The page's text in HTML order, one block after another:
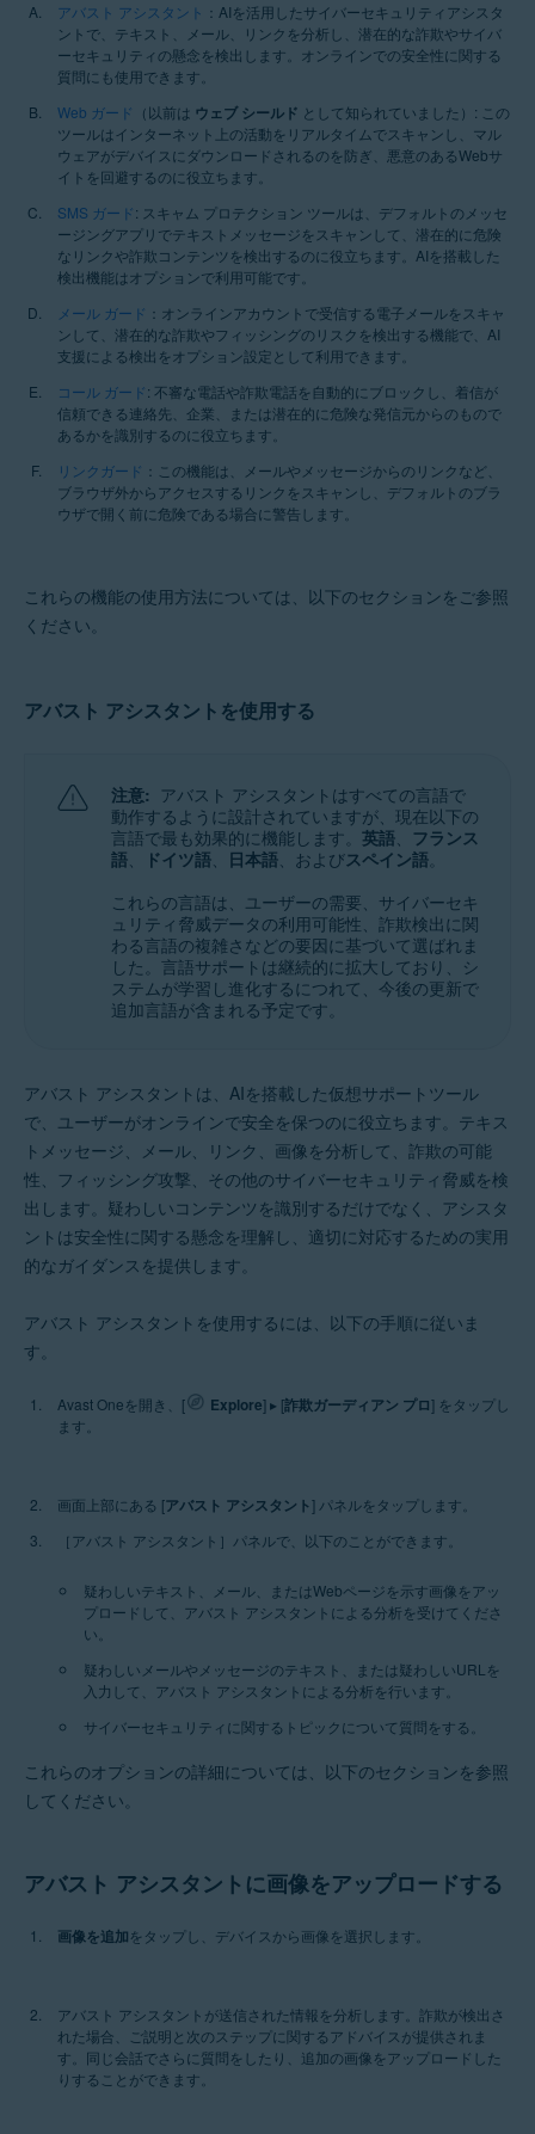
アバスト アシスタント ：AIを活用したサイバーセキュリティアシスタ
ントで、テキスト、メール、リンクを分析し、潜在的な詐欺やサイバ
ーセキュリティの懸念を検出します。オンラインでの安全性に関する
質問にも使用できます。
Web ガード （以前は ウェブ シールド として知られていました）: この
ツールはインターネット上の活動をリアルタイムでスキャンし、マル
ウェアがデバイスにダウンロードされるのを防ぎ、悪意のあるWebサ
イトを回避するのに役立ちます。
SMS ガード: スキャム プロテクション ツールは、デフォルトのメッセ
ージングアプリでテキストメッセージをスキャンして、潜在的に危険
なリンクや詐欺コンテンツを検出するのに役立ちます。AIを搭載した
検出機能はオプションで利用可能です。
メール ガード ：オンラインアカウントで受信する電子メールをスキャ
ンして、潜在的な詐欺やフィッシングのリスクを検出する機能で、AI
支援による検出をオプション設定として利用できます。
コール ガード: 不審な電話や詐欺電話を自動的にブロックし、着信が
信頼できる連絡先、企業、または潜在的に危険な発信元からのもので
あるかを識別するのに役立ちます。
リンクガード ：この機能は、メールやメッセージからのリンクなど、
ブラウザ外からアクセスするリンクをスキャンし、デフォルトのブラ
ウザで開く前に危険である場合に警告します。
これらの機能の使用方法については、以下のセクションをご参照
ください。
アバスト アシスタントを使用する
注意: アバスト アシスタントはすべての言語で
動作するように設計されていますが、現在以下の
言語で最も効果的に機能します。 英語、 フランス
語、 ドイツ語、 日本語、およびスペイン語。
これらの言語は、ユーザーの需要、サイバーセキ
ュリティ脅威データの利用可能性、詐欺検出に関
わる言語の複雑さなどの要因に基づいて選ばれま
した。言語サポートは継続的に拡大しており、シ
ステムが学習し進化するにつれて、今後の更新で
追加言語が含まれる予定です。
アバスト アシスタントは、AIを搭載した仮想サポートツール
で、ユーザーがオンラインで安全を保つのに役立ちます。テキス
トメッセージ、メール、リンク、画像を分析して、詐欺の可能
性、フィッシング攻撃、その他のサイバーセキュリティ脅威を検
出します。疑わしいコンテンツを識別するだけでなく、アシスタ
ントは安全性に関する懸念を理解し、適切に対応するための実用
的なガイダンスを提供します。
アバスト アシスタントを使用するには、以下の手順に従いま
す。
Avast Oneを開き、[ Explore] ▸ [詐欺ガーディアン プロ] をタップし
ます。
画面上部にある [アバスト アシスタント] パネルをタップします。
［アバスト アシスタント］パネルで、以下のことができます。
疑わしいテキスト、メール、またはWebページを示す画像をアッ
プロードして、アバスト アシスタントによる分析を受けてくださ
い。
疑わしいメールやメッセージのテキスト、または疑わしいURLを
入力して、アバスト アシスタントによる分析を行います。
サイバーセキュリティに関するトピックについて質問をする。
これらのオプションの詳細については、以下のセクションを参照
してください。
アバスト アシスタントに画像をアップロードする
画像を追加をタップし、デバイスから画像を選択します。
アバスト アシスタントが送信された情報を分析します。詐欺が検出さ
れた場合、ご説明と次のステップに関するアドバイスが提供されま
す。同じ会話でさらに質問をしたり、追加の画像をアップロードした
りすることができます。